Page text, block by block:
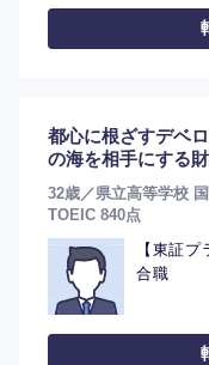
都心に根ざすデベ
の海を相手にする
32歳／県立高等学校
TOEIC 840点
【東証
合職